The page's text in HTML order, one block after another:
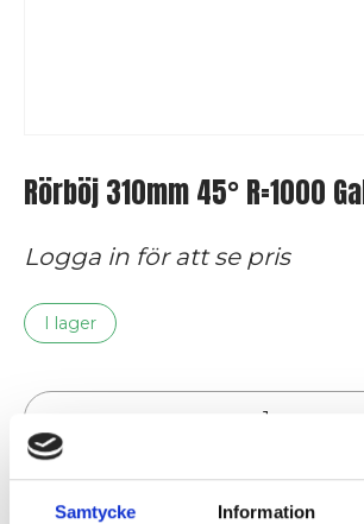
Samtycke Information
Rörböj 310mm 45° R=1000
Logga in för att se pris
I lager
310mm
45°
R=1000